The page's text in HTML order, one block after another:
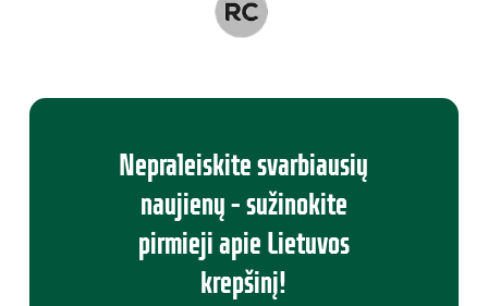
Nepraleiskite svarbiausių
naujienų – sužinokite
pirmieji apie Lietuvos
krepšinį!